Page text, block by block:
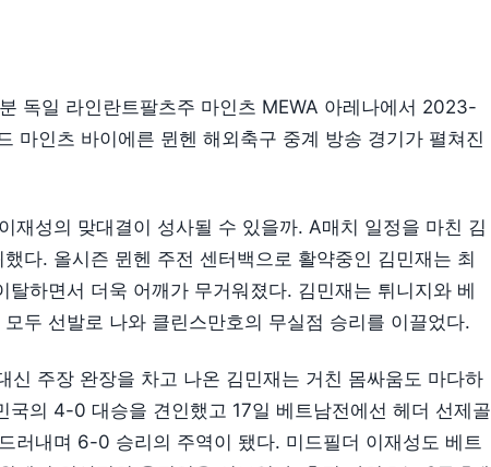
독일 라인란트팔츠주 마인츠 MEWA 아레나에서 2023-
마인츠 바이에른 뮌헨 해외축구 중계 방송 경기가 펼쳐진
재성의 맞대결이 성사될 수 있을까. A매치 일정을 마친 김
다. 올시즌 뮌헨 주전 센터백으로 활약중인 김민재는 최
하면서 더욱 어깨가 무거워졌다. 김민재는 튀니지와 베
두 선발로 나와 클린스만호의 무실점 승리를 이끌었다.
신 주장 완장을 차고 나온 김민재는 거친 몸싸움도 마다하
국의 4-0 대승을 견인했고 17일 베트남전에선 헤더 선제골
러내며 6-0 승리의 주역이 됐다. 미드필더 이재성도 베트